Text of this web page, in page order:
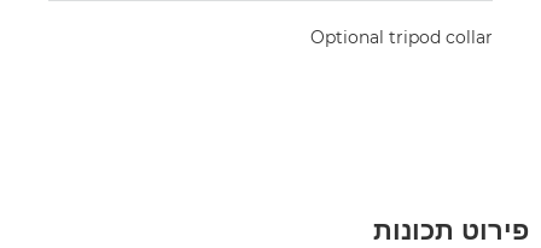
Optional tripod collar
פירוט תכונות